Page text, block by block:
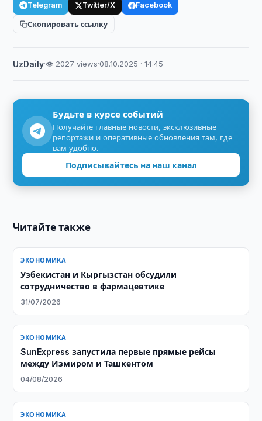
Telegram Twitter/X Facebook
Скопировать ссылку
UzDaily·👁 2027 views·08.10.2025 · 14:45
Будьте в курсе событий
Получайте главные новости, эксклюзивные
репортажи и оперативные обновления там, где
вам удобно.
Подписывайтесь на наш канал
Читайте также
ЭКОНОМИКА
Узбекистан и Кыргызстан обсудили
сотрудничество в фармацевтике
31/07/2026
ЭКОНОМИКА
SunExpress запустила первые прямые рейсы
между Измиром и Ташкентом
04/08/2026
ЭКОНОМИКА